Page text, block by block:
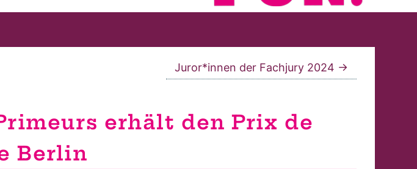
Juror*innen der Fachjury 2024 →
erhält den Prix de
Berlin